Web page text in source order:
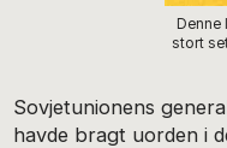
Denne
stort
Sovjetunionens
havde bragt uorden i